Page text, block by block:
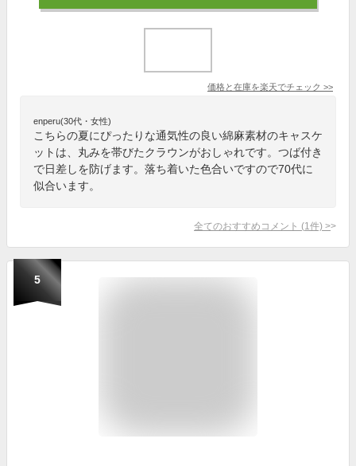
価格と在庫を楽天でチェック >>
enperu(30代・女性)
こちらの夏にぴったりな通気性の良い綿麻素材のキャスケ
ットは、丸みを帯びたクラウンがおしゃれです。つば付き
で日差しを防げます。落ち着いた色合いですので70代に
似合います。
全てのおすすめコメント (1 件) >
5